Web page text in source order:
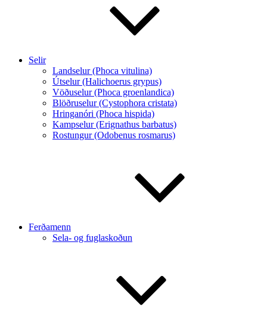
Selir
Landselur (Phoca vitulina)
Útselur (Halichoerus grypus)
Vöðuselur (Phoca groenlandica)
Blöðruselur (Cystophora cristata)
Hringanóri (Phoca hispida)
Kampselur (Erignathus barbatus)
Rostungur (Odobenus rosmarus)
Ferðamenn
Sela- og fuglaskoðun